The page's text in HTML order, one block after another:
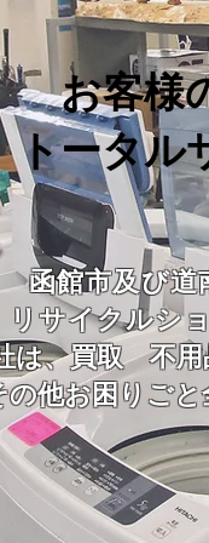
お客様
トータル
函館市及び道
リサイクルシ
は、買取 不
の他お困りご